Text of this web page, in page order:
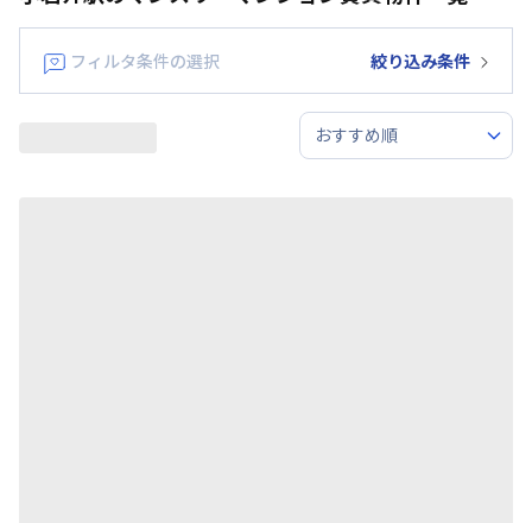
フィルタ条件の選択 絞り込み条件